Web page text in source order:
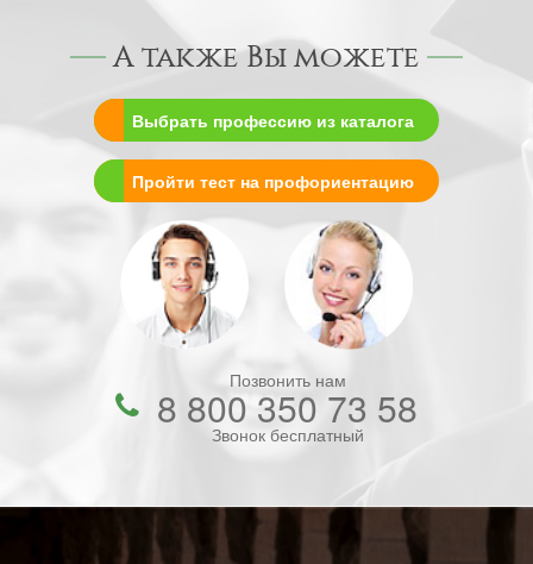
А также Вы можете
Выбрать профессию из каталога
Пройти тест на профориентацию
Позвонить нам
8 800 350 73 58
Звонок бесплатный